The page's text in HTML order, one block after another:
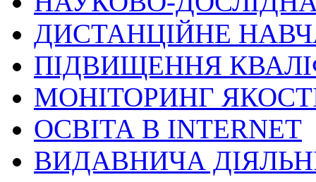
ДИСТАНЦІЙНЕ
ПІДВИЩЕННЯ
МОНІТОРИНГ
ОСВІТА В INTERNET
ВИДАВНИЧА